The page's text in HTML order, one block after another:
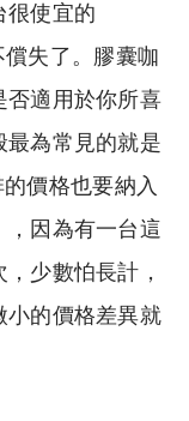
很使宜的
失了。膠囊咖
否適用於你所喜
為常見的就是
價格也要納入
，因為有一台這
少數怕長計，
小的價格差異就